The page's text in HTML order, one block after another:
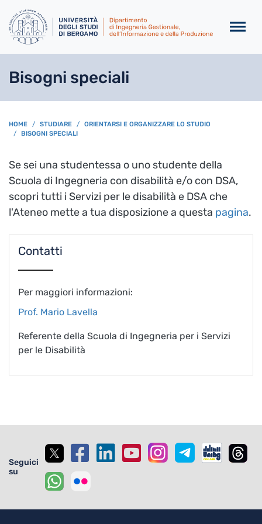
Bisogni speciali
BREADCRUMB
HOME STUDIARE
ORIENTARSI E ORGANIZZARE LO STUDIO
BISOGNI SPECIALI
Se sei una studentessa o uno studente della
Scuola di Ingegneria con disabilità e/o con DSA,
scopri tutti i Servizi per le disabilità e DSA che
l'Ateneo mette a tua disposizione a questa pagina.
Contatti
Per maggiori informazioni:
Prof. Mario Lavella
Referente della Scuola di Ingegneria per i Servizi
per le Disabilità
Seguici
su